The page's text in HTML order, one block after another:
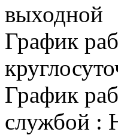
выходной
График
График
службой :